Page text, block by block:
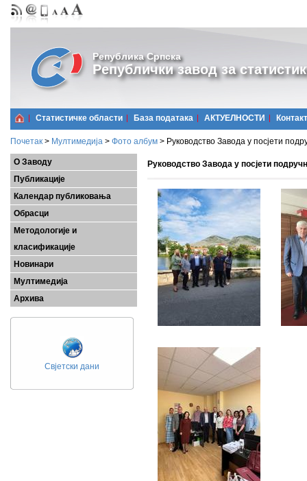
Република Српска
Републички завод за
Статистичке области Базa података АКТУЕЛНОСТИ Контакт
Почетак > Мултимедија > Фото албум > Руководство Завода у посјети
О Заводу
Публикације
Календар публиковања
Обрасци
Методологије и
класификације
Новинари
Мултимедија
Архива
Свјетски дани
Руководство Завода у посјети